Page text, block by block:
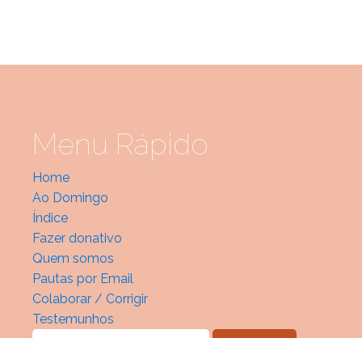
Menu Rápido
Home
Ao Domingo
Índice
Fazer donativo
Quem somos
Pautas por Email
Colaborar / Corrigir
Testemunhos